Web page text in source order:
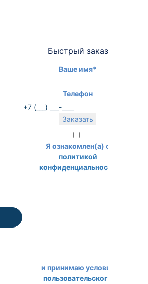
Быстрый заказ
Ваше имя*
Телефон
Я ознакомлен(а) с
политикой
конфиденциальности
и принимаю условия
пользовательского